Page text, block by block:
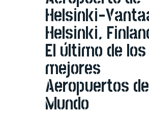
Helsinki-
Helsinki,
El último de los
mejores
Aeropuertos
Mundo